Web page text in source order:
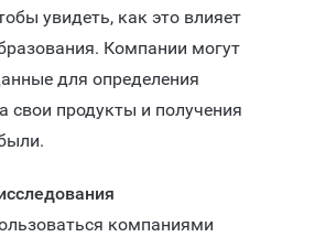
увидеть, как это влияет
Компании могут
для определения
свои продукты и получения
компаниями